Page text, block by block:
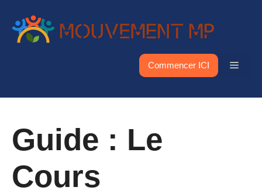
contenu
Commencer ICI Menu
Guide : Le
Cours